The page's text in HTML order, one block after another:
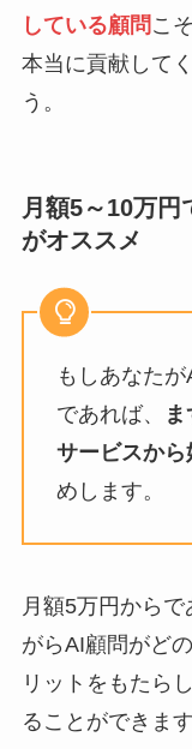
している顧問 こ
本当に貢献して
う。
月額5～10万
がオススメ
もしあなた
であれば、
サービスから
めします。
月額5万円から
がらAI顧問がど
リットをもたら
ることができます